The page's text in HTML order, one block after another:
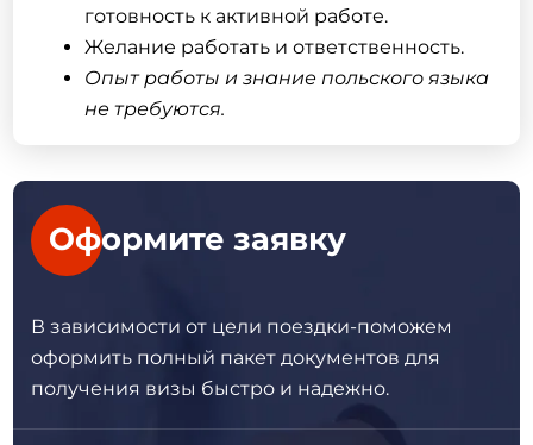
готовность к активной работе.
Желание работать и ответственность.
Опыт работы и знание польского языка
не требуются.
Оформите заявку
В зависимости от цели поездки-поможем
оформить полный пакет документов для
получения визы быстро и надежно.